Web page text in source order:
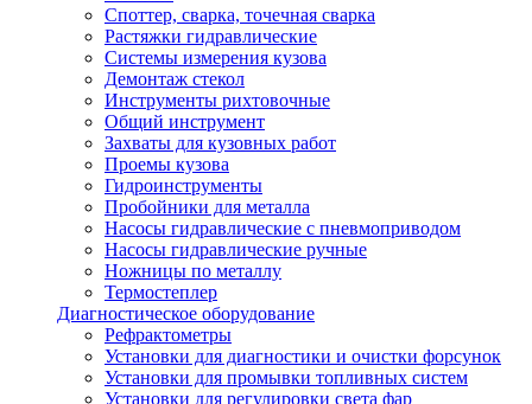
Споттер, сварка, точечная сварка
Растяжки гидравлические
Системы измерения кузова
Демонтаж стекол
Инструменты рихтовочные
Общий инструмент
Захваты для кузовных работ
Проемы кузова
Гидроинструменты
Пробойники для металла
Насосы гидравлические с пневмоприводом
Насосы гидравлические ручные
Ножницы по металлу
Термостеплер
Диагностическое оборудование
Рефрактометры
Установки для диагностики и очистки форсунок
Установки для промывки топливных систем
Установки для регулировки света фар